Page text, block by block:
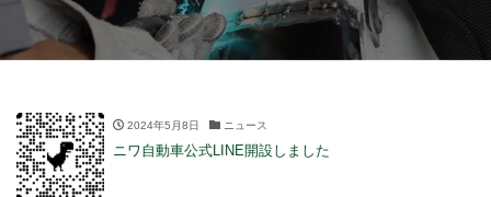
2024年5月8日 ニュース
ニワ自動車公式LINE開設しました